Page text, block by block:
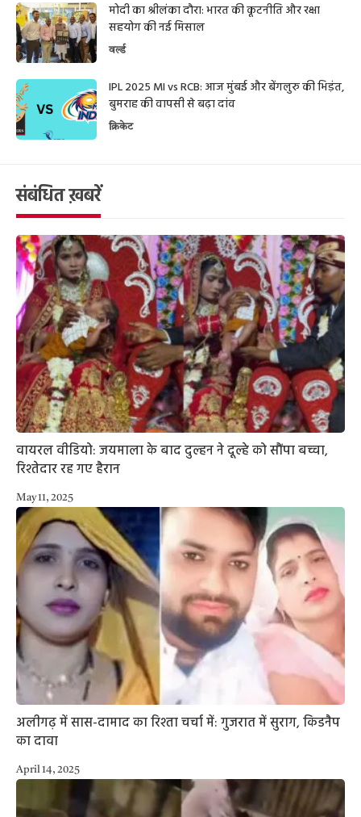
मोदी का श्रीलंका दौरा: भारत की कूटनीति और रक्षा
सहयोग की नई मिसाल
वर्ल्ड
IPL 2025 MI vs RCB: आज मुंबई और बेंगलुरु की भिड़ंत,
बुमराह की वापसी से बढ़ा दांव
क्रिकेट
संबंधित ख़बरें
वायरल वीडियो: जयमाला के बाद दुल्हन ने दूल्हे को सौंपा बच्चा,
रिश्तेदार रह गए हैरान
May 11, 2025
अलीगढ़ में सास-दामाद का रिश्ता चर्चा में: गुजरात में सुराग, किडनैप
का दावा
April 14, 2025